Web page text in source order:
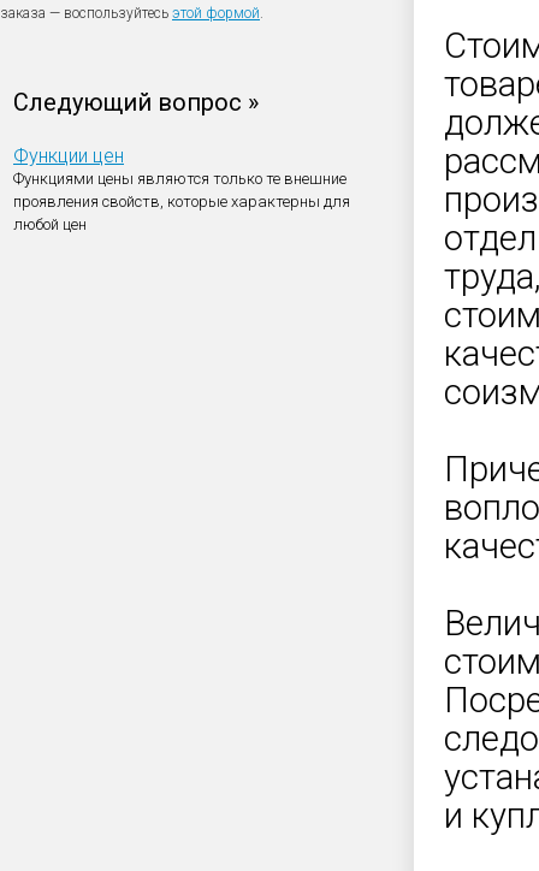
заказа — воспользуйтесь этой формой.
Следующий вопрос »
Функции цен
Функциями цены являются только те внешние
проявления свойств, которые характерны для
любой цен
и